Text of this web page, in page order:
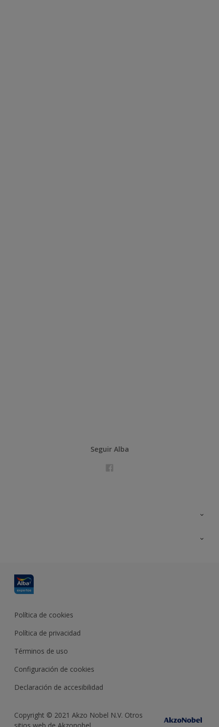
Seguir Alba
Política de cookies
Política de privacidad
Términos de uso
Configuración de cookies
Declaración de accesibilidad
Copyright © 2021 Akzo Nobel N.V. Otros
sitios web de Akzonobel